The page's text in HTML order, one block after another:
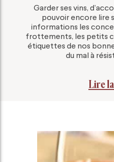
Garder ses vins,
pouvoir encore lire
informations les
frottements, les petits
étiquettes de nos
du mal à
Lire